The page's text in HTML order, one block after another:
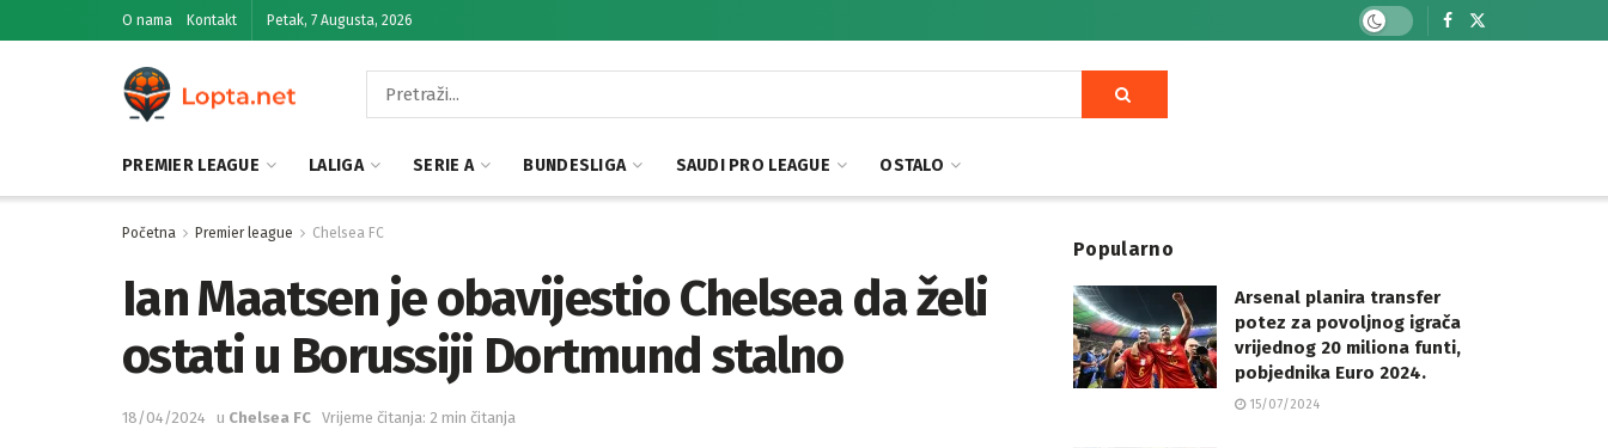
O nama Kontakt Petak, 7 Augusta, 2026
PREMIER LEAGUE LALIGA SERIE A BUNDESLIGA SAUDI PRO LEAGUE OSTALO
Početna Premier league Chelsea FC
Ian Maatsen je obavijestio Chelsea da želi
ostati u Borussiji Dortmund stalno
18/04/2024 u Chelsea FC Vrijeme čitanja: 2 min čitanja
Popularno
Arsenal planira transfer
potez za povoljnog igrača
vrijednog 20 miliona funti,
pobjednika Euro 2024.
15/07/2024